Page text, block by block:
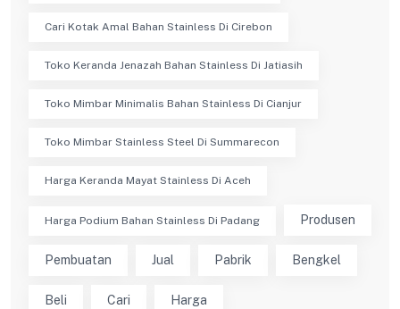
Cari Kotak Amal Bahan Stainless Di Cirebon
Toko Keranda Jenazah Bahan Stainless Di Jatiasih
Toko Mimbar Minimalis Bahan Stainless Di Cianjur
Toko Mimbar Stainless Steel Di Summarecon
Harga Keranda Mayat Stainless Di Aceh
Harga Podium Bahan Stainless Di Padang Produsen
Pembuatan Jual Pabrik Bengkel
Beli Cari Harga